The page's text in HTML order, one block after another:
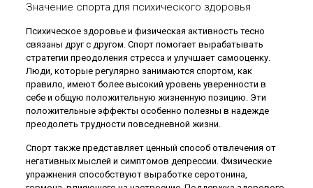
Значение спорта для психического здоровья
Психическое здоровье и физическая активность тесно
связаны друг с другом. Спорт помогает вырабатывать
стратегии преодоления стресса и улучшает самооценку.
Люди, которые регулярно занимаются спортом, как
правило, имеют более высокий уровень уверенности в
себе и общую положительную жизненную позицию. Эти
положительные эффекты особенно полезны в надежде
преодолеть трудности повседневной жизни.
Спорт также представляет ценный способ отвлечения от
негативных мыслей и симптомов депрессии. Физические
упражнения способствуют выработке серотонина,